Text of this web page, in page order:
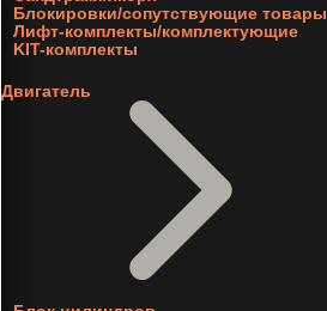
Блокировки/сопутствующие товары
Лифт-комплекты/комплектующие
KIT-комплекты
Двигатель